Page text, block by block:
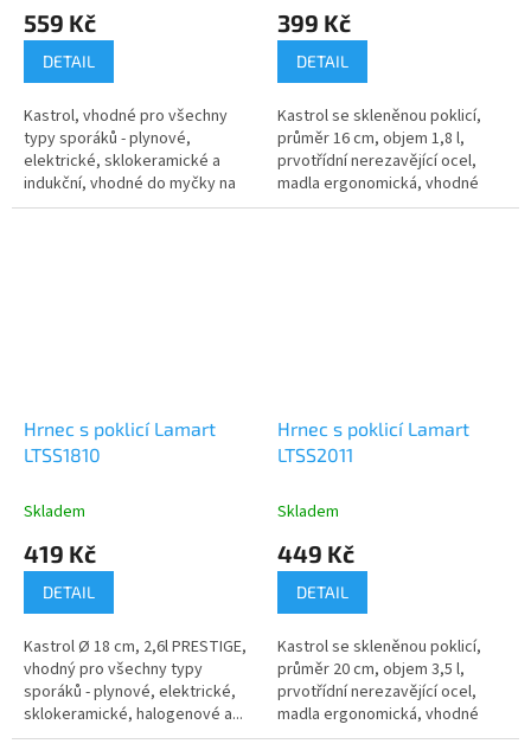
559 Kč
DETAIL
Kastrol, vhodné pro všechny
typy sporáků - plynové,
elektrické, sklokeramické a
indukční, vhodné do myčky na
nádobí,...
399 Kč
DETAIL
Kastrol se skleněnou poklicí,
průměr 16 cm, objem 1,8 l,
prvotřídní nerezavějící ocel,
madla ergonomická, vhodné
pro...
Hrnec s poklicí Lamart
LTSS1810
Skladem
419 Kč
DETAIL
Kastrol Ø 18 cm, 2,6l PRESTIGE,
vhodný pro všechny typy
sporáků - plynové, elektrické,
sklokeramické, halogenové a...
Hrnec s poklicí Lamart
LTSS2011
Skladem
449 Kč
DETAIL
Kastrol se skleněnou poklicí,
průměr 20 cm, objem 3,5 l,
prvotřídní nerezavějící ocel,
madla ergonomická, vhodné
pro...